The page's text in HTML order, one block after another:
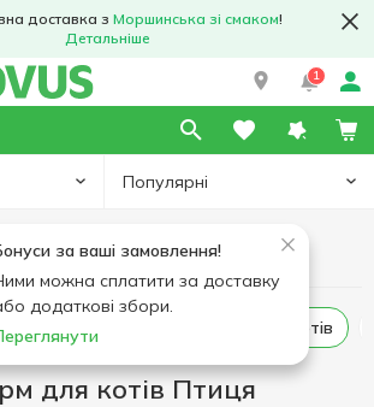
доставка з Моршинська зі смаком!
Детальніше
1
Популярні
за ваші замовлення!
можна сплатити за доставку
додаткові збори.
для тварин Корм для котів
Вологий корм для котів
для котів Вологий корм для котів
для котів Птиця